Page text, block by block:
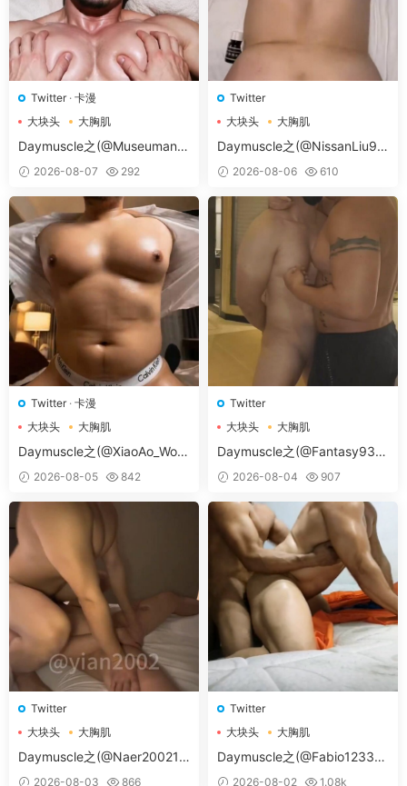
Twitter· 卡漫
大块头
大胸肌
大胸肌肉男
Daymuscle之(@Museumans-
@Museuman）
2026-08-07 292
Twitter
大块头
大胸肌
大胸肌肉男
Daymuscle之(@NissanLiu98
-@Nissan98）
2026-08-06 610
Twitter· 卡漫
大块头
大胸肌
大胸肌肉男
Daymuscle之(@XiaoAo_Worl
d-@XiaoAo.art）
2026-08-05 842
Twitter
大块头
大胸肌
大胸肌肉男
Daymuscle之(@Fantasy938
15579-@孔控Kong）
2026-08-04 907
Twitter
大块头
大胸肌
大胸肌肉男
Daymuscle之(@Naer20021-
@纳尔）
2026-08-03 866
Twitter
大块头
大胸肌
大胸肌肉男
Daymuscle之(@Fabio12333-
@辛叔是个G）
2026-08-02 1.08k